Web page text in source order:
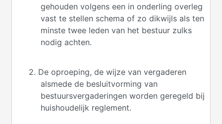
gehouden volgens een in onderling overleg
vast te stellen schema of zo dikwijls als ten
minste twee leden van het bestuur zulks
nodig achten.
2. De oproeping, de wijze van vergaderen
alsmede de besluitvorming van
bestuursvergaderingen worden geregeld bij
huishoudelijk reglement.